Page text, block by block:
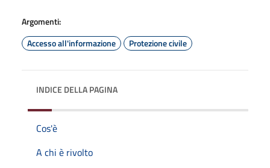
Argomenti:
Accesso all'informazione
Protezione civile
INDICE DELLA PAGINA
Cos'è
A chi è rivolto